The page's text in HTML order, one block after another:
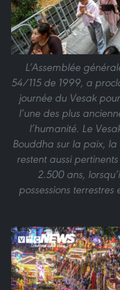
L’Assemblée
54/115 de 1999, a
journée du Vesak
l’une des plus
l’humanité. Le
Bouddha sur la paix, la
restent aussi
2.500 ans,
possessions